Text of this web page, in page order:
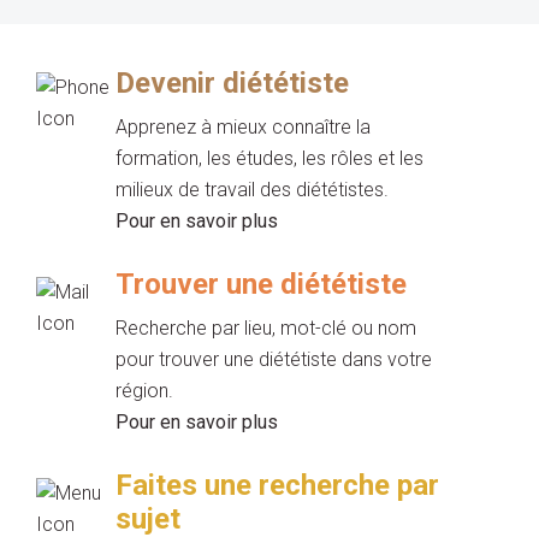
Devenir diététiste
Apprenez à mieux connaître la
formation, les études, les rôles et les
milieux de travail des diététistes.
Pour en savoir plus
Trouver une diététiste
Recherche par lieu, mot-clé ou nom
pour trouver une diététiste dans votre
région.
Pour en savoir plus
Faites une recherche par
sujet